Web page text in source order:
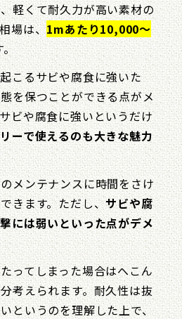
軽くて耐久力が高い素材の
場は、1mあたり10,000〜
。
こるサビや腐食に強いた
を保つことができる点がメ
ビや腐食に強いというだけ
ーで使えるのも大きな魅力
メンテナンスに時間をさけ
きます。ただし、サビや腐
には弱いといった点がデメ
ってしまった場合はへこん
考えられます。耐久性は抜
というのを理解した上で、